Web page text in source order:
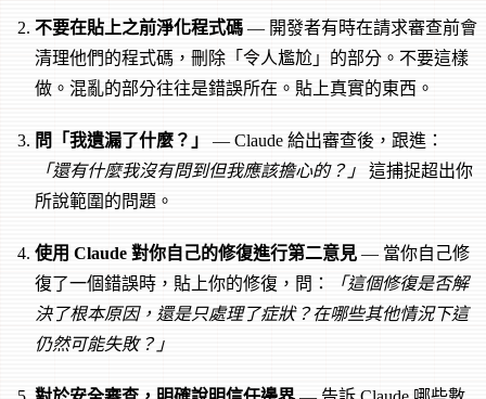
不要在貼上之前淨化程式碼— 開發者有時在請求審查前會
清理他們的程式碼，刪除「令人尷尬」的部分。不要這樣
做。混亂的部分往往是錯誤所在。貼上真實的東西。
問「我遺漏了什麼？」
— Claude 給出審查後，跟進：
「還有什麼我沒有問到但我應該擔心的？」
這捕捉超出你
所說範圍的問題。
使用 Claude 對你自己的修復進行第二意見— 當你自己修
復了一個錯誤時，貼上你的修復，問：
「這個修復是否解
決了根本原因，還是只處理了症狀？在哪些其他情況下這
仍然可能失敗？」